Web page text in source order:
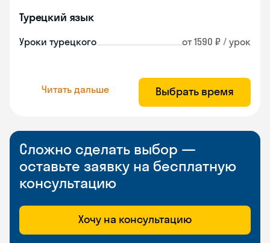
Турецкий язык
Уроки турецкого от 1590 ₽ / урок
Читать дальше Выбрать время
Сложно сделать выбор —
оставьте заявку на бесплатную
консультацию
Хочу на консультацию